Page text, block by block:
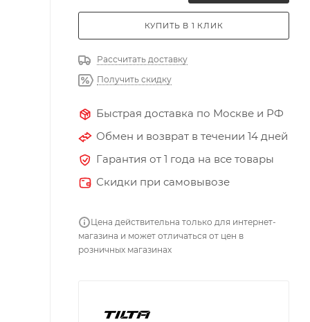
КУПИТЬ В 1 КЛИК
Рассчитать доставку
Получить скидку
Быстрая доставка по Москве и РФ
Обмен и возврат в течении 14 дней
Гарантия от 1 года на все товары
Скидки при самовывозе
Цена действительна только для интернет-
магазина и может отличаться от цен в
розничных магазинах